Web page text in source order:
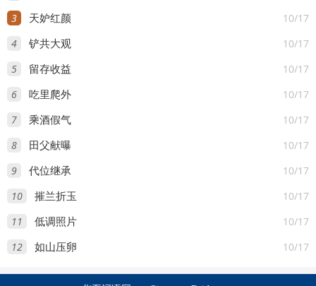
3 10/17
天妒红颜
4 10/17
铲共大观
5 10/17
留存收益
6 10/17
吃里爬外
7 10/17
乘酒假气
8 10/17
田父献曝
9 10/17
代位继承
10 10/17
摧兰折玉
11 10/17
低调照片
12 10/17
如山压卵